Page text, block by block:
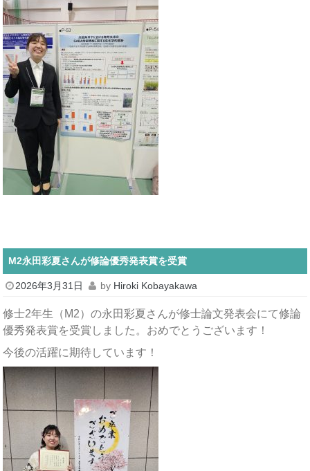
M2永田彩夏さんが修論優秀発表賞を受賞
2026年3月31日 by Hiroki Kobayakawa
修士2年生（M2）の永田彩夏さんが修士論文発表会にて修論
優秀発表賞を受賞しました。おめでとうございます！
今後の活躍に期待しています！